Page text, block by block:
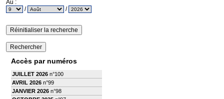
Au :
/
/
Accès par numéros
JUILLET 2026 n°100
AVRIL 2026 n°99
JANVIER 2026 n°98